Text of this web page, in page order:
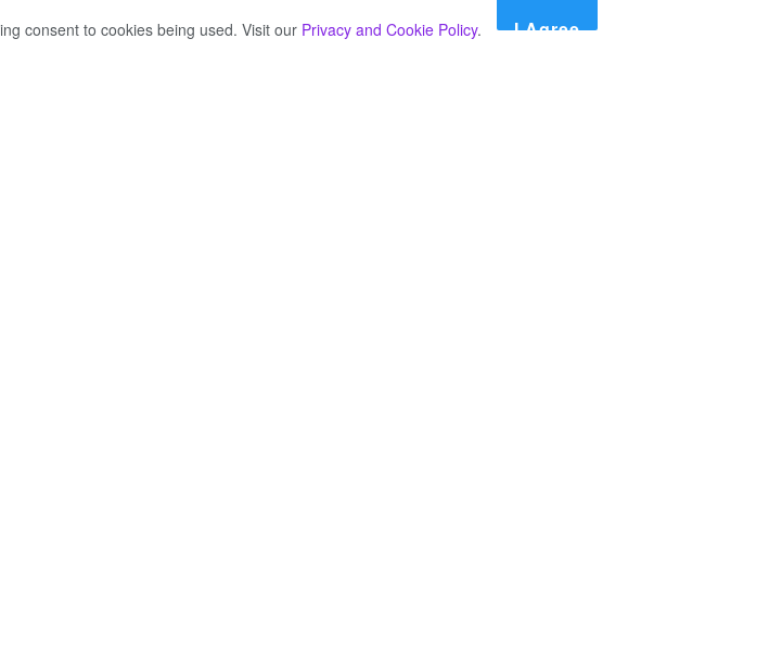
consent to cookies being used. Visit our Privacy and Cookie Policy. I Agree